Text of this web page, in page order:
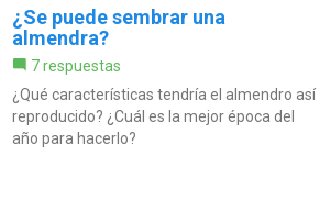
¿Se puede sembrar una
almendra?
7 respuestas
¿Qué características tendría el almendro así
reproducido? ¿Cuál es la mejor época del
año para hacerlo?